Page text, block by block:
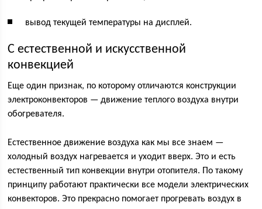
вывод текущей температуры на дисплей.
С естественной и искусственной
конвекцией
Еще один признак, по которому отличаются конструкции
электроконвекторов — движение теплого воздуха внутри
обогревателя.
Естественное движение воздуха как мы все знаем —
холодный воздух нагревается и уходит вверх. Это и есть
естественный тип конвекции внутри отопителя. По такому
принципу работают практически все модели электрических
конвекторов. Это прекрасно помогает прогревать воздух в